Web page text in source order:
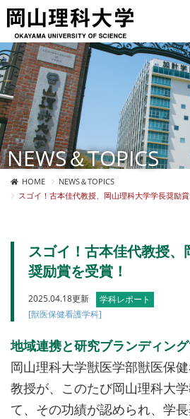
NEWS＆TOPICS
HOME
NEWS＆TOPICS
スゴイ！古本佳代教授、岡山理科大学学長奨励賞
スゴイ！古本佳代教授、
奨励賞を受賞！
2025.04.18更新
学科レポート
[獣医保健看護学科]
地域連携と研究ブランディン
岡山理科大学獣医学部獣医保
教授が、このたび岡山理科大
て、その功績が認められ、学